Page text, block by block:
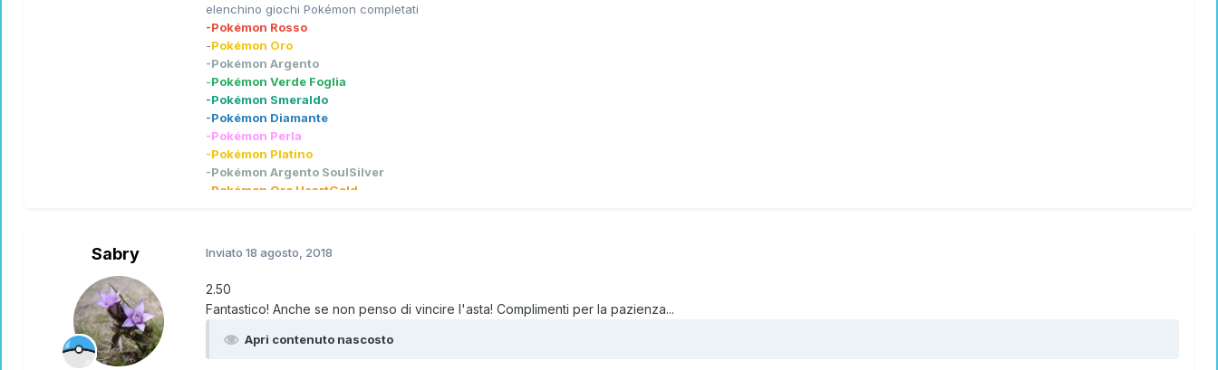
elenchino giochi Pokémon completati
-Pokémon Rosso
-Pokémon Oro
-Pokémon Argento
-Pokémon Verde Foglia
-Pokémon Smeraldo
-Pokémon Diamante
-Pokémon Perla
-Pokémon Platino
-Pokémon Argento SoulSilver
-Pokémon Oro HeartGold
-Pokémon Rubino Omega
-Pokémon Luna
-Pokémon Ultrasole
-Pokémon Let's go Pikachu
Sabry Inviato 18 agosto, 2018
2.50
Fantastico! Anche se non penso di vincire l'asta! Complimenti per la pazienza...
Apri contenuto nascosto